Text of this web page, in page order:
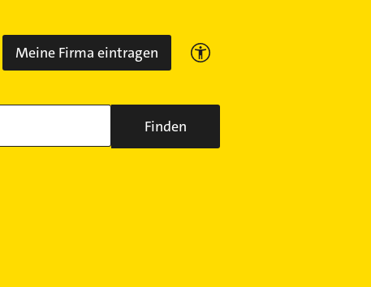
Meine Firma eintragen
Finden